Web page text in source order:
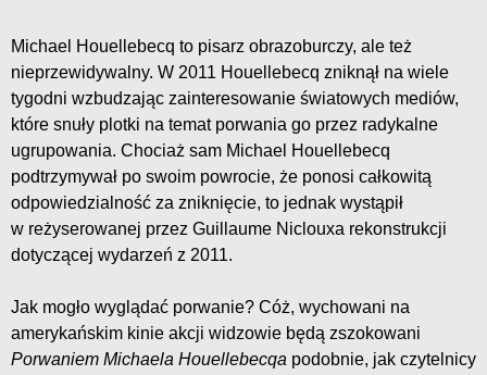
Michael Houellebecq to pisarz obrazoburczy, ale też
nieprzewidywalny. W 2011 Houellebecq zniknął na wiele
tygodni wzbudzając zainteresowanie światowych mediów,
które snuły plotki na temat porwania go przez radykalne
ugrupowania. Chociaż sam Michael Houellebecq
podtrzymywał po swoim powrocie, że ponosi całkowitą
odpowiedzialność za zniknięcie, to jednak wystąpił
w reżyserowanej przez Guillaume Niclouxa rekonstrukcji
dotyczącej wydarzeń z 2011.
Jak mogło wyglądać porwanie? Cóż, wychowani na
amerykańskim kinie akcji widzowie będą zszokowani
Porwaniem Michaela Houellebecqa podobnie, jak czytelnicy